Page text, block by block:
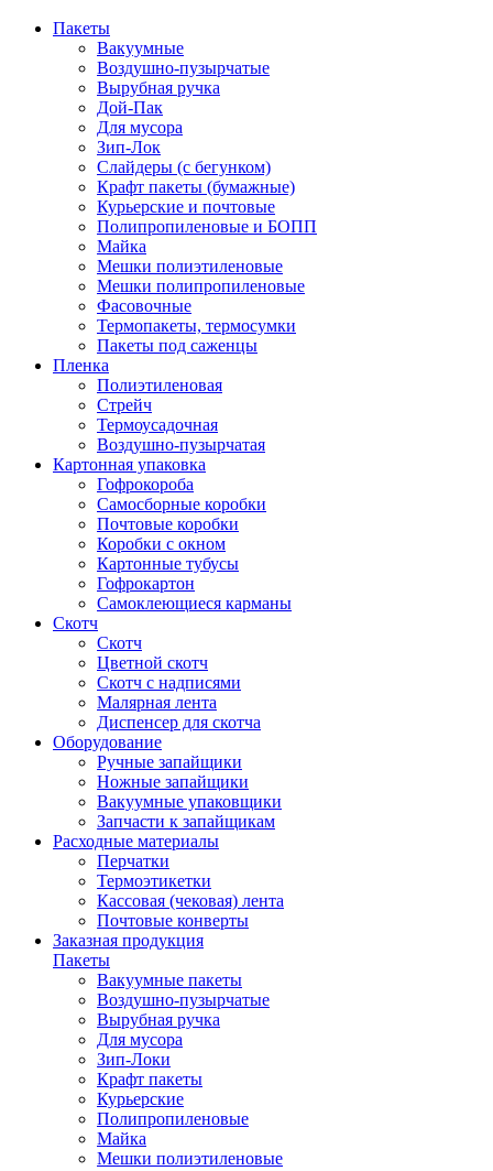
Пакеты
Вакуумные
Воздушно-пузырчатые
Вырубная ручка
Дой-Пак
Для мусора
Зип-Лок
Слайдеры (с бегунком)
Крафт пакеты (бумажные)
Курьерские и почтовые
Полипропиленовые и БОПП
Майка
Мешки полиэтиленовые
Мешки полипропиленовые
Фасовочные
Термопакеты, термосумки
Пакеты под саженцы
Пленка
Полиэтиленовая
Стрейч
Термоусадочная
Воздушно-пузырчатая
Картонная упаковка
Гофрокороба
Самосборные коробки
Почтовые коробки
Коробки с окном
Картонные тубусы
Гофрокартон
Самоклеющиеся карманы
Скотч
Скотч
Цветной скотч
Скотч с надписями
Малярная лента
Диспенсер для скотча
Оборудование
Ручные запайщики
Ножные запайщики
Вакуумные упаковщики
Запчасти к запайщикам
Расходные материалы
Перчатки
Термоэтикетки
Кассовая (чековая) лента
Почтовые конверты
Заказная продукция
Пакеты
Вакуумные пакеты
Воздушно-пузырчатые
Вырубная ручка
Для мусора
Зип-Локи
Крафт пакеты
Курьерские
Полипропиленовые
Майка
Мешки полиэтиленовые